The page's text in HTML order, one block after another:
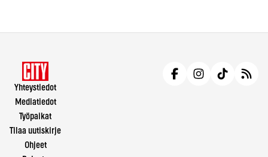
Yhteystiedot
Mediatiedot
Työpaikat
Tilaa uutiskirje
Ohjeet